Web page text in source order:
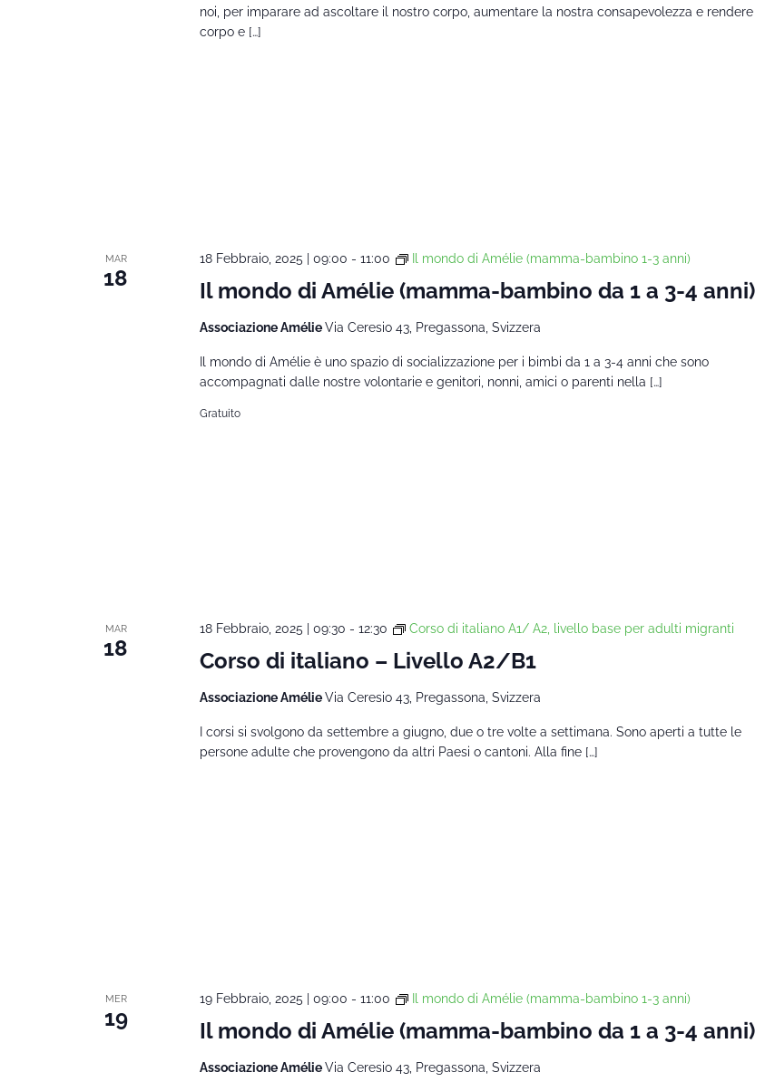
noi, per imparare ad ascoltare il nostro corpo, aumentare la nostra consapevolezza e rendere
corpo e […]
MAR
18 Il mondo di Amélie (mamma-bambino da 1 a 3-4 anni)
18 Febbraio, 2025 | 09:00 - 11:00 Il mondo di Amélie (mamma-bambino 1-3 anni)
Associazione AmélieVia Ceresio 43, Pregassona, Svizzera
Il mondo di Amélie è uno spazio di socializzazione per i bimbi da 1 a 3-4 anni che sono
accompagnati dalle nostre volontarie e genitori, nonni, amici o parenti nella […]
Gratuito
MAR
18 Corso di italiano – Livello A2/B1
18 Febbraio, 2025 | 09:30 - 12:30 Corso di italiano A1/ A2, livello base per adulti migranti
Associazione AmélieVia Ceresio 43, Pregassona, Svizzera
I corsi si svolgono da settembre a giugno, due o tre volte a settimana. Sono aperti a tutte le
persone adulte che provengono da altri Paesi o cantoni. Alla fine […]
MER
19 Il mondo di Amélie (mamma-bambino da 1 a 3-4 anni)
19 Febbraio, 2025 | 09:00 - 11:00 Il mondo di Amélie (mamma-bambino 1-3 anni)
Associazione AmélieVia Ceresio 43, Pregassona, Svizzera